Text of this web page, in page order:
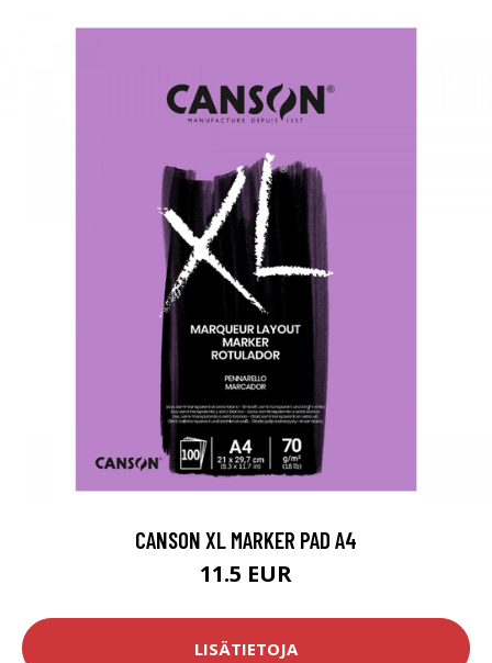
CANSON XL MARKER PAD A4
11.5 EUR
LISÄTIETOJA